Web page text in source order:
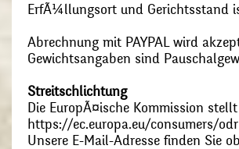
ErfÃ¼llungsort und Gerichtsstand
Abrechnung mit PAYPAL wird
Gewichtsangaben sind
Streitschlichtung
Die EuropÃ¤ische Kommission
https://ec.europa.eu/consumers/odr
Unsere E-Mail-Adresse finden Sie